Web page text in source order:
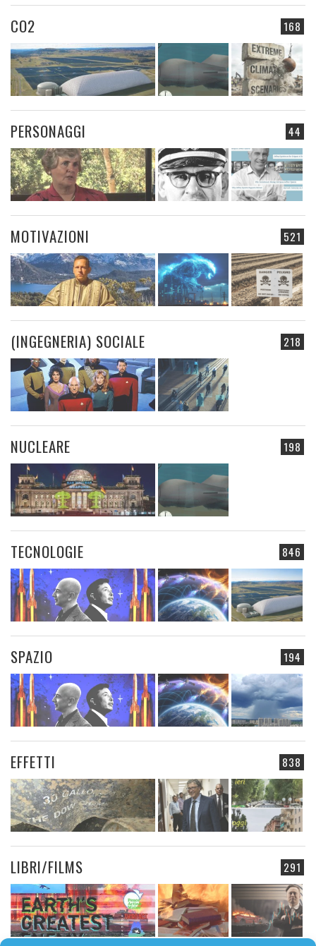
168
CO2
44
PERSONAGGI
521
MOTIVAZIONI
218
(INGEGNERIA) SOCIALE
198
NUCLEARE
846
TECNOLOGIE
194
SPAZIO
838
EFFETTI
291
LIBRI/FILMS